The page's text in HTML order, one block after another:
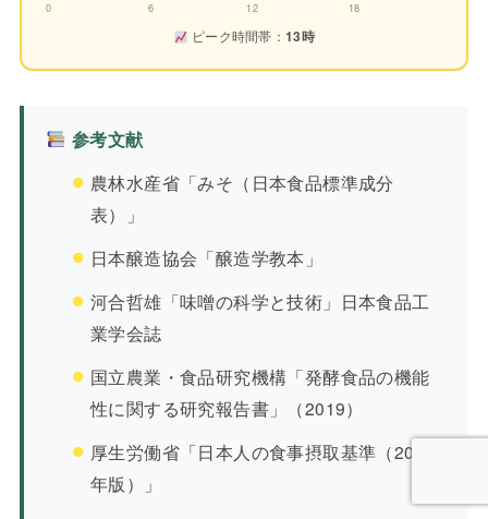
0 6 12 18
ピーク時間帯：13時
参考文献
農林水産省「みそ（日本食品標準成分
表）」
日本醸造協会「醸造学教本」
河合哲雄「味噌の科学と技術」日本食品工
業学会誌
国立農業・食品研究機構「発酵食品の機能
性に関する研究報告書」（2019）
厚生労働省「日本人の食事摂取基準（2020
年版）」